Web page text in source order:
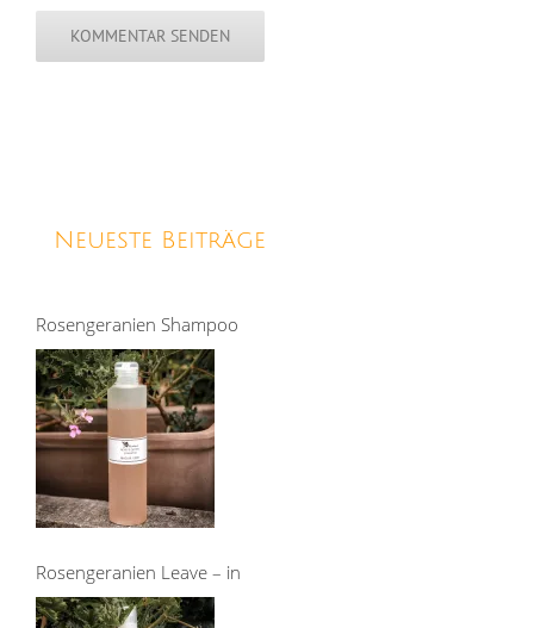
Neueste Beiträge
Rosengeranien Shampoo
Rosengeranien Leave – in